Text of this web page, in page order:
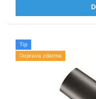
Tip
Doprava zdarma